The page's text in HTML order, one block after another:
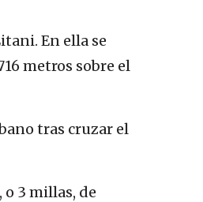
En ella se
metros sobre el
tras cruzar el
3 millas, de